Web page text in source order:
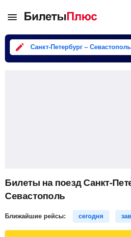
Санкт-Петербург – Севастополь
Билеты на поезд Санкт-
Севастополь
Ближайшие рейсы: сегодня